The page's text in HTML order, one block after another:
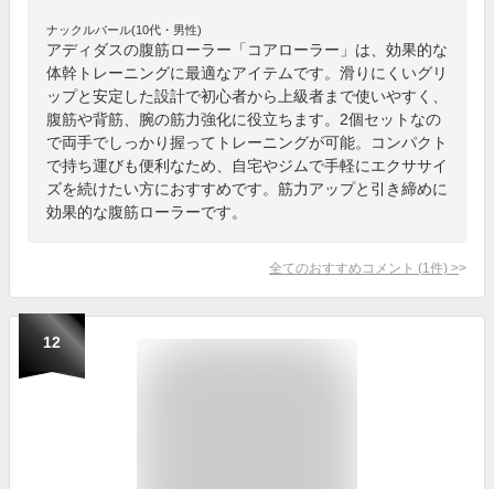
ナックルバール(10代・男性)
アディダスの腹筋ローラー「コアローラー」は、効果的な
体幹トレーニングに最適なアイテムです。滑りにくいグリ
ップと安定した設計で初心者から上級者まで使いやすく、
腹筋や背筋、腕の筋力強化に役立ちます。2個セットなの
で両手でしっかり握ってトレーニングが可能。コンパクト
で持ち運びも便利なため、自宅やジムで手軽にエクササイ
ズを続けたい方におすすめです。筋力アップと引き締めに
効果的な腹筋ローラーです。
全てのおすすめコメント (1 件) >
12